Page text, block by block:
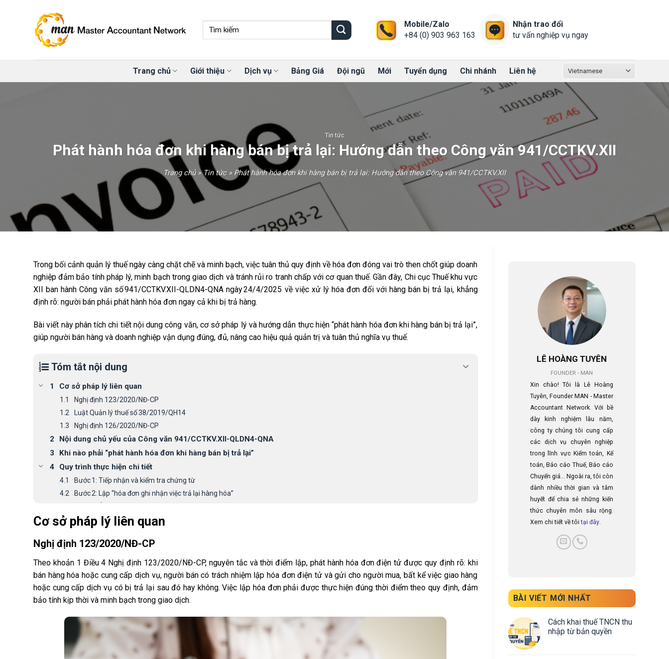
Mobile/Zalo
+84 (0) 903 963 163
Nhận trao đổi
tư vấn nghiệp vụ ngay
Trang chủ Giới thiệu Dịch vụ Bảng Giá Đội ngũ Mới Tuyển dụng Chi nhánh Liên hệ
Tin tức
Phát hành hóa đơn khi hàng bán bị trả lại: Hướng dẫn theo Công văn 941/CCTKV.XII
Trang chủ»Tin tức» Phát hành hóa đơn khi hàng bán bị trả lại: Hướng dẫn theo Công văn 941/CCTKV.XII
Trong bối cảnh quản lý thuế ngày càng chặt chẽ và minh bạch, việc tuân thủ quy định về hóa đơn đóng vai trò then chốt giúp doanh
nghiệp đảm bảo tính pháp lý, minh bạch trong giao dịch và tránh rủi ro tranh chấp với cơ quan thuế. Gần đây, Chi cục Thuế khu vực
XII ban hành Công văn số 941/CCTKV.XII-QLDN4-QNA ngày 24/4/2025 về việc xử lý hóa đơn đối với hàng bán bị trả lại, khẳng
định rõ: người bán phải phát hành hóa đơn ngay cả khi bị trả hàng.
Bài viết này phân tích chi tiết nội dung công văn, cơ sở pháp lý và hướng dẫn thực hiện “phát hành hóa đơn khi hàng bán bị trả lại”,
giúp người bán hàng và doanh nghiệp vận dụng đúng, đủ, nâng cao hiệu quả quản trị và tuân thủ nghĩa vụ thuế.
Tóm tắt nội dung
Cơ sở pháp lý liên quan
Nghị định 123/2020/NĐ-CP
Luật Quản lý thuế số 38/2019/QH14
Nghị định 126/2020/NĐ-CP
Nội dung chủ yếu của Công văn 941/CCTKV.XII-QLDN4-QNA
Khi nào phải “phát hành hóa đơn khi hàng bán bị trả lại”
Quy trình thực hiện chi tiết
Bước 1: Tiếp nhận và kiểm tra chứng từ
Bước 2: Lập “hóa đơn ghi nhận việc trả lại hàng hóa”
Bước 4: Kê khai bổ sung nghĩa vụ thuế
Một số lưu ý quan trọng
Kết luận
Cơ sở pháp lý liên quan
Nghị định 123/2020/NĐ-CP
Theo khoản 1 Điều 4 Nghị định 123/2020/NĐ-CP, nguyên tắc và thời điểm lập, phát hành hóa đơn điện tử được quy định rõ: khi
bán hàng hóa hoặc cung cấp dịch vụ, người bán có trách nhiệm lập hóa đơn điện tử và gửi cho người mua, bất kể việc giao hàng
hoặc cung cấp dịch vụ có bị trả lại sau đó hay không. Việc lập hóa đơn phải được thực hiện đúng thời điểm theo quy định, đảm
bảo tính kịp thời và minh bạch trong giao dịch.
LÊ HOÀNG TUYÊN
FOUNDER - MAN
Xin chào! Tôi là Lê Hoàng
Tuyên, Founder MAN - Master
Accountant Network. Với bề
dày kinh nghiệm lâu năm,
công ty chúng tôi cung cấp
các dịch vụ chuyên nghiệp
trong lĩnh vực Kiểm toán, Kế
toán, Báo cáo Thuế, Báo cáo
Chuyển giá... Ngoài ra, tôi còn
dành nhiều thời gian và tâm
huyết để chia sẻ những kiến
thức chuyên môn sâu rộng.
Xem chi tiết về tôitại đây.
BÀI VIẾT MỚI NHẤT
Cách khai thuế TNCN thu
nhập từ bản quyền